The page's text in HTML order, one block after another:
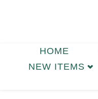
HOME
NEW ITEMS